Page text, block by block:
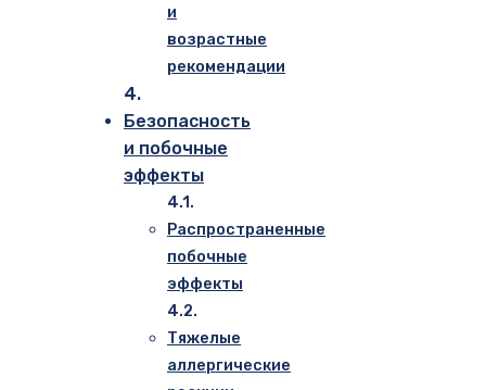
и
возрастные
рекомендации
Безопасность
и побочные
эффекты
Распространенные
побочные
эффекты
Тяжелые
аллергические